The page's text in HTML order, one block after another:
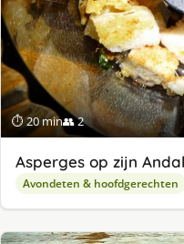
⏱ 20 min👥 2
Asperges op zijn
Avondeten & hoofdgerechten